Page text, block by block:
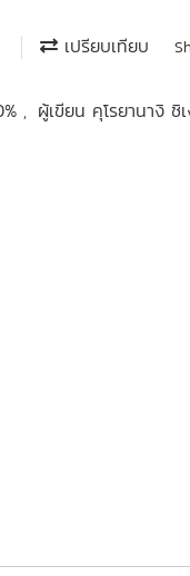
เปรียบเทียบ
, ผู้เขียน คุโรยานางิ ชิ